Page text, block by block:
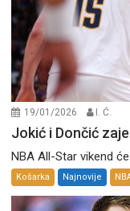
19/01/2026 I. Ć.
Jokić i Dončić
NBA All-Star vikend
Košarka Najnovije